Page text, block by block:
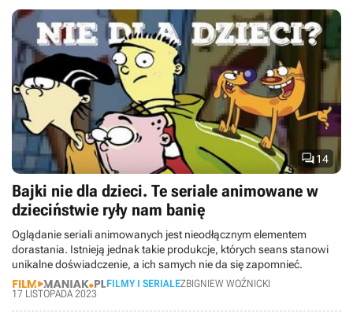
14
Bajki nie dla dzieci. Te seriale animowane w
dzieciństwie ryły nam banię
Oglądanie seriali animowanych jest nieodłącznym elementem
dorastania. Istnieją jednak takie produkcje, których seans stanowi
unikalne doświadczenie, a ich samych nie da się zapomnieć.
FILMY I SERIALEZBIGNIEW WOŹNICKI
17 LISTOPADA 2023